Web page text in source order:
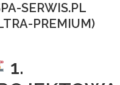
SERWIS.PL
PREMIUM)
1.